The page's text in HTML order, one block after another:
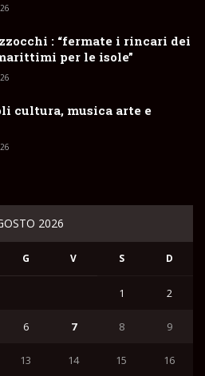
: “fermate i rincari dei
per le isole”
cultura, musica arte e
2026
G V S D
1 2
6 7 8 9
13 14 15 16